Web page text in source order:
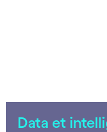
Data et